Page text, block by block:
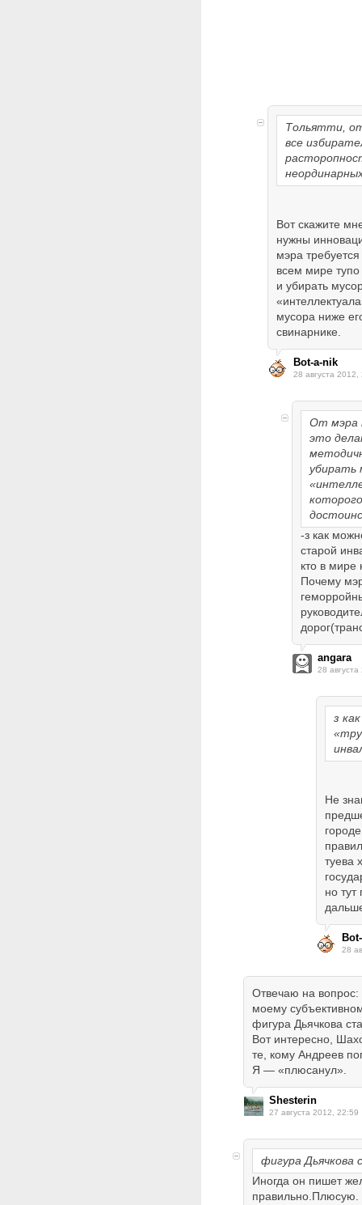
Тольятти,
все
Вот скажите
нужны
мэра
всем мире
и убирать
мусора ниже
свинарнике.
Bot-a-nik
28 августа 2012,
От мэра
это
убирать
-з как
старой
кто в мире
Почему
angara
28
з
Не
туева
но
28
Отвечаю на вопрос:
моему
фигура Дьячкова
Вот интересно,
те, кому Андреев
Я — «плюсанул».
Shesterin
27 августа 2012, 22:59
фигура Дьячкова
Иногда он пишет
правильно.Плюсую.